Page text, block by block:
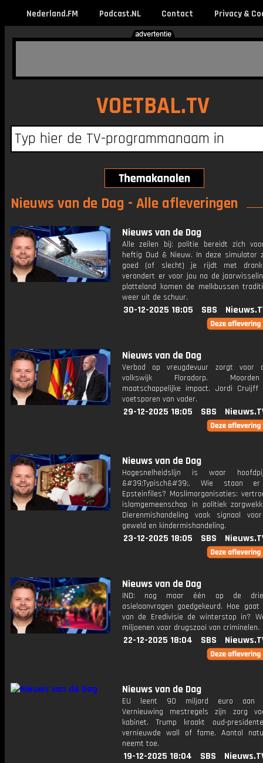
Nederland.FM Podcast.NL Contact Privacy &
VOETBAL.TV
Nieuws van de Dag - Alle afleveringen
Nieuws van de Dag
Alle zeilen bij: politie bereidt zich
heftig Oud & Nieuw. In deze simulator
goed (of slecht) je rijdt met
verandert er voor jou na de
platteland komen de melkbussen
weer uit de schuur.
30-12-2025 18:05 SBS
Nieuws van de Dag
Verbod op vreugdevuur zorgt voor
volkswijk Floradorp.
maatschappelijke impact. Jordi
voetsporen van vader.
29-12-2025 18:05 SBS
Nieuws van de Dag
Hogesnelheidslijn is waar
&#39;Typisch&#39;. Wie staan
Epsteinfiles? Moslimorganisaties:
islamgemeenschap in politiek
Dierenmishandeling vaak signaal
geweld en kindermishandeling.
23-12-2025 18:05 SBS
Nieuws van de Dag
IND: nog maar één op de
asielaanvragen goedgekeurd. Hoe
van de Eredivisie de winterstop in?
miljoenen voor drugszooi van criminelen.
22-12-2025 18:04 SBS
Nieuws van de Dag
EU leent 90 miljard euro aan
Vernieuwing mestregels zijn zorg
kabinet. Trump kraakt oud-
vernieuwde wall of fame. Aantal
neemt toe.
19-12-2025 18:04 SBS